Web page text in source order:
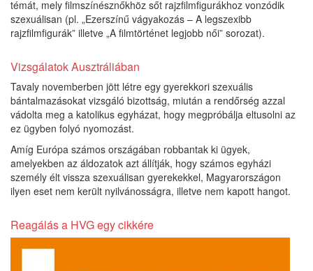
témát, mely filmszínésznőkhöz sőt rajzfilmfigurákhoz vonzódik
szexuálisan (pl. „Ezerszínű vágyakozás – A legszexibb
rajzfilmfigurák” illetve „A filmtörténet legjobb női” sorozat).
Vizsgálatok Ausztráliában
Tavaly novemberben jött létre egy gyerekkori szexuális
bántalmazásokat vizsgáló bizottság, miután a rendőrség azzal
vádolta meg a katolikus egyházat, hogy megpróbálja eltusolni az
ez ügyben folyó nyomozást.
Amíg Európa számos országában robbantak ki ügyek,
amelyekben az áldozatok azt állítják, hogy számos egyházi
személy élt vissza szexuálisan gyerekekkel, Magyarországon
ilyen eset nem került nyilvánosságra, illetve nem kapott hangot.
Reagálás a HVG egy cikkére